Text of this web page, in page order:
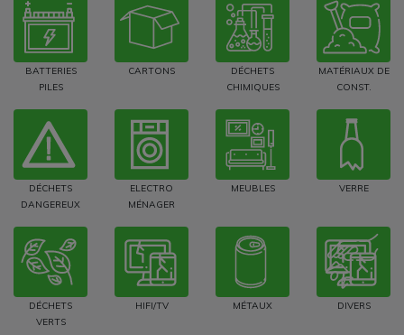
BATTERIES
PILES
CARTONS
DÉCHETS
CHIMIQUES
MATÉRIAUX DE
CONST.
DÉCHETS
DANGEREUX
ELECTRO
MÉNAGER
MEUBLES VERRE
DÉCHETS
VERTS
HIFI/TV MÉTAUX DIVERS